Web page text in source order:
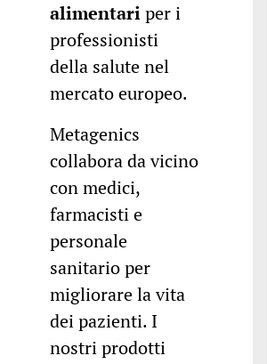
alimentariper i
professionisti
della salute nel
mercato europeo.
Metagenics
collabora da vicino
con medici,
farmacisti e
personale
sanitario per
migliorare la vita
dei pazienti. I
nostri prodotti